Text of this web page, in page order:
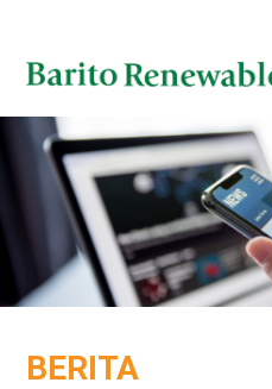
BISNIS
BERITA